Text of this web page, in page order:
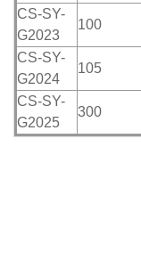
CS-SY-
G2023
100
CS-SY-
G2024
105
CS-SY-
G2025
300